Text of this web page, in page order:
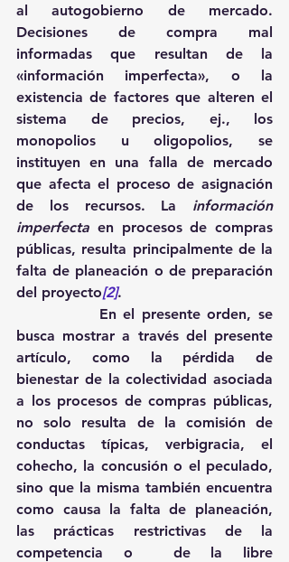
al autogobierno de mercado.
Decisiones de compra mal
informadas que resultan de la
«información imperfecta», o la
existencia de factores que alteren el
sistema de precios, ej., los
monopolios u oligopolios, se
instituyen en una falla de mercado
que afecta el proceso de asignación
de los recursos. La información
imperfecta en procesos de compras
públicas, resulta principalmente de la
falta de planeación o de preparación
del proyecto[2].
busca mostrar a través del presente
artículo, como la pérdida de
bienestar de la colectividad asociada
a los procesos de compras públicas,
no solo resulta de la comisión de
conductas típicas, verbigracia, el
cohecho, la concusión o el peculado,
sino que la misma también encuentra
como causa la falta de planeación,
las prácticas restrictivas de la
competencia o  de la libre